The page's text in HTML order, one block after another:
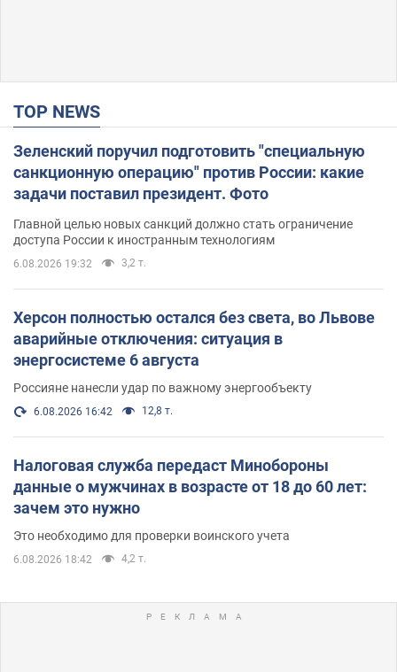
TOP NEWS
Зеленский поручил подготовить "специальную
санкционную операцию" против России: какие
задачи поставил президент. Фото
Главной целью новых санкций должно стать ограничение
доступа России к иностранным технологиям
6.08.2026 19:32 3,2 т.
Херсон полностью остался без света, во Львове
аварийные отключения: ситуация в
энергосистеме 6 августа
Россияне нанесли удар по важному энергообъекту
6.08.2026 16:42 12,8 т.
Налоговая служба передаст Минобороны
данные о мужчинах в возрасте от 18 до 60 лет:
зачем это нужно
Это необходимо для проверки воинского учета
6.08.2026 18:42 4,2 т.